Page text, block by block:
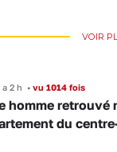
VOIR
2 h •vu 1014 fois
homme retrouvé
du